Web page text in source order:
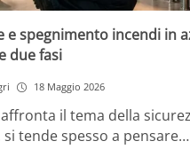
e spegnimento incendi in
due fasi
18 Maggio 2026
il tema della
si tende spesso a pensare…